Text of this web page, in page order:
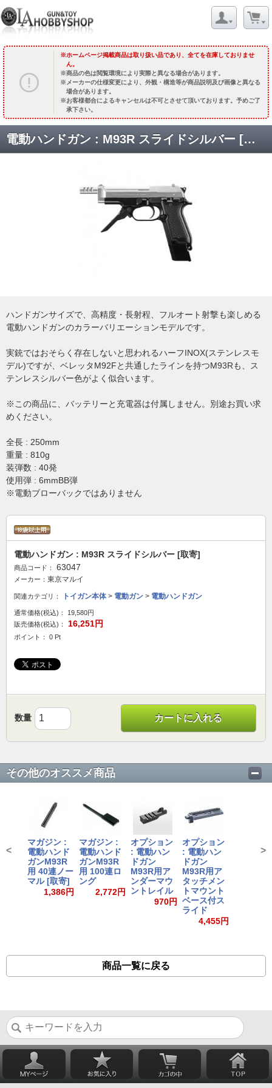
ホームページ掲載商品は取り扱い品であり、全てを在庫しておりませ
ん。
商品の色は閲覧環境により実際と異なる場合があります。
メーカーの仕様変更により、外観・構造等が商品説明及び画像と異なる
場合があります。
お客様都合によるキャンセルは不可とさせて頂いております。予めご了
承下さい。
電動ハンドガン : M93R スライドシルバー [取寄]
ハンドガンサイズで、高精度・長射程、フルオート射撃も楽しめる
電動ハンドガンのカラーバリエーションモデルです。
実銃ではおそらく存在しないと思われるハーフINOX(ステンレスモ
デル)ですが、ベレッタM92Fと共通したラインを持つM93Rも、ス
テンレスシルバー色がよく似合います。
※この商品に、バッテリーと充電器は付属しません。別途お買い求
めください。
全長 : 250mm
重量 : 810g
装弾数 : 40発
使用弾 : 6mmBB弾
※電動ブローバックではありません
電動ハンドガン : M93R スライドシルバー [取寄]
商品コード： 63047
メーカー： 東京マルイ
関連カテゴリ： トイガン本体> 電動ガン > 電動ハンドガン
通常価格(税込)：
19,580円
販売価格(税込)：
16,251円
ポイント： 0 Pt
数量 カートに入れる
その他のオススメ商品
マガジン :
電動ハンド
ガンM93R
用 40連ノー
マル [取寄]
1,386円
マガジン :
電動ハンド
ガンM93R
用 100連ロ
ング
2,772円
オプション
: 電動ハン
ドガン
M93R用ア
ンダーマウ
ントレイル
970円
オプション
: 電動ハン
ドガン
M93R用ア
タッチメン
トマウント
ベース付ス
ライド
4,455円
< >
商品一覧に戻る